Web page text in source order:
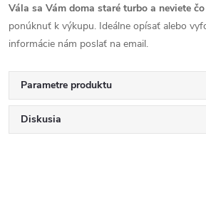
Vála sa Vám doma staré turbo a neviete
ponúknuť k výkupu. Ideálne opísať alebo
informácie nám poslať na email.
Parametre produktu
Diskusia